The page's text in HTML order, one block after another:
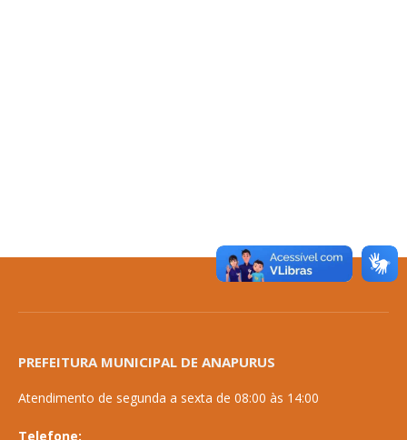
PREFEITURA MUNICIPAL DE ANAPURUS
Atendimento de segunda a sexta de 08:00 às 14:00
Telefone: